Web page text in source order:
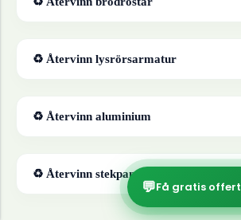
♻ Återvinn lysrörsarmatur
♻ Återvinn aluminium
♻ Återvinn stekpannor
💬Få gratis